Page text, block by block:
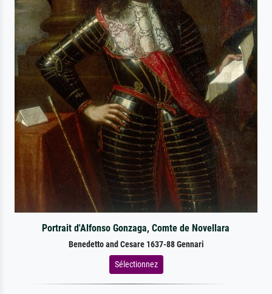
Portrait d'Alfonso Gonzaga, Comte de Novellara
Benedetto and Cesare 1637-88 Gennari
Sélectionnez